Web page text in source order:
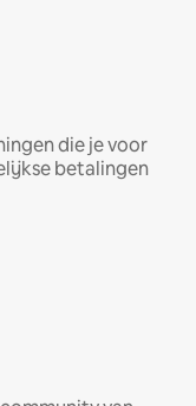
die je voor
betalingen